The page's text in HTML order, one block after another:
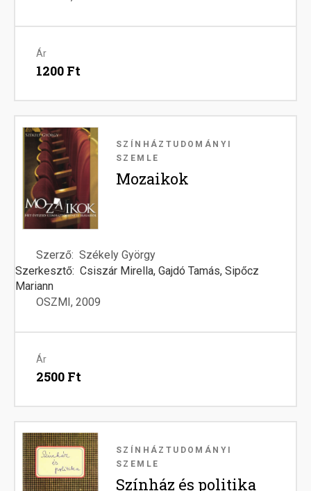
Ár
1200 Ft
Image
SZÍNHÁZTUDOMÁNYI
SZEMLE
Mozaikok
Szerző Székely György
Szerkesztő Csiszár Mirella, Gajdó Tamás, Sipőcz
Mariann
OSZMI 2009
Ár
2500 Ft
Image
SZÍNHÁZTUDOMÁNYI
SZEMLE
Színház és politika